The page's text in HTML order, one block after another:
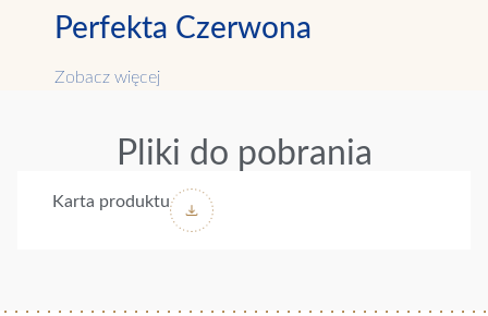
Perfekta Czerwona
Zobacz więcej
Pliki do pobrania
Karta produktu